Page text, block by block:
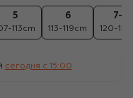
5
113cm
6
113-119cm
7-8
120-
сегодня c 15:00